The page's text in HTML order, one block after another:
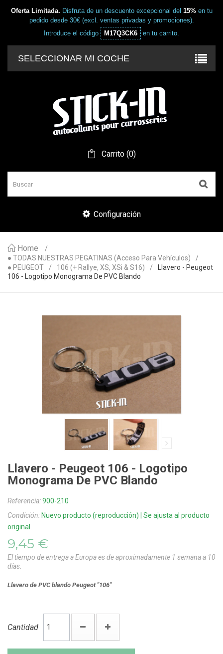
Oferta Limitada. Disfruta de un descuento excepcional del 15%en tu
pedido desde 30€ (excl. ventas privadas y promociones).
Introduce el código
M17Q3CK6 en tu carrito.
SELECCIONAR MI COCHE
Carrito (0)
Configuración
Home
● TODAS NUESTRAS PEGATINAS (acceso Para Vehículos)
● PEUGEOT
106 (+ Rallye, XS, XSi & S16)
Llavero - Peugeot
106 - Logotipo Monograma De PVC Blando
Llavero - Peugeot 106 - Logotipo
Monograma De PVC Blando
Referencia:900-210
Condición: Nuevo producto (reproducción) | Se ajusta al producto
original.
9,45 €
El tiempo de entrega a Europa es de aproximadamente 1 semana a 10
días.
Llavero de PVC blando Peugeot "106"
Cantidad